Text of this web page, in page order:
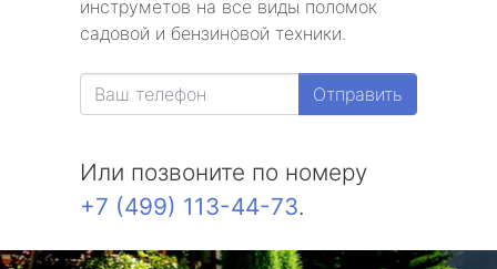
инструметов на все виды поломок
садовой и бензиновой техники.
Отправить
Или позвоните по номеру
+7 (499) 113-44-73.